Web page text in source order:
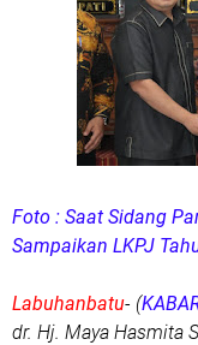
Foto : Saat Sidang
Sampaikan LKPJ
Labuhanbatu- (
dr. Hj. Maya Hasmita